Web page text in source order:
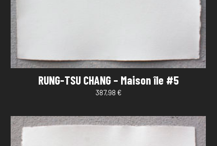
RUNG-TSU CHANG – Maison île #5
387,98 €